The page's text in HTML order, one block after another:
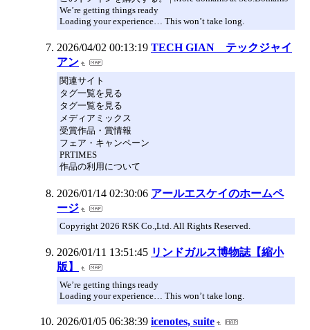
We’re getting things ready
Loading your experience… This won’t take long.
2026/04/02 00:13:19 TECH GIAN テックジャイ
アン
関連サイト
タグ一覧を見る
タグ一覧を見る
メディアミックス
受賞作品・賞情報
フェア・キャンペーン
PRTIMES
作品の利用について
2026/01/14 02:30:06 アールエスケイのホームペ
ージ
Copyright 2026 RSK Co.,Ltd. All Rights Reserved.
2026/01/11 13:51:45 リンドガルス博物誌【縮小
版】
We’re getting things ready
Loading your experience… This won’t take long.
2026/01/05 06:38:39 icenotes, suite